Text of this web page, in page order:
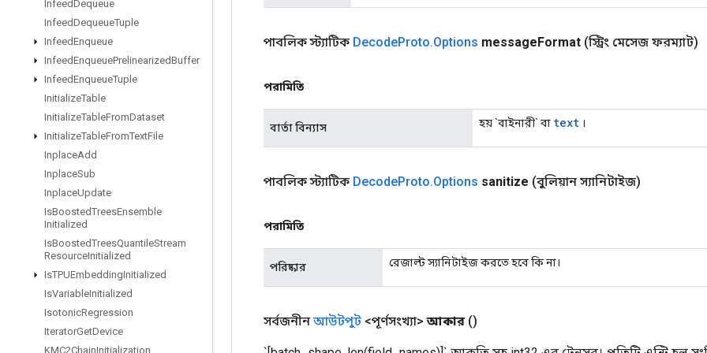
InfeedDequeue
InfeedDequeueTuple
InfeedEnqueue
InfeedEnqueuePrelinearizedBuffer
InfeedEnqueueTuple
InitializeTable
InitializeTableFromDataset
InitializeTableFromTextFile
InplaceAdd
InplaceSub
InplaceUpdate
IsBoostedTreesEnsemble
Initialized
IsBoostedTreesQuantileStream
ResourceInitialized
IsTPUEmbeddingInitialized
IsVariableInitialized
IsotonicRegression
IteratorGetDevice
KMC2ChainInitialization
পাবলিক স্ট্যাটিক DecodeProto.Options messageFormat (স্ট্রিং মেসেজ ফরম্যাট)
পরামিতি
বার্তা বিন্যাস হয় `বাইনারী` বা text ।
পাবলিক স্ট্যাটিক DecodeProto.Options sanitize (বুলিয়ান স্যানিটাইজ)
পরামিতি
পরিষ্কার রেজাল্ট স্যানিটাইজ করতে হবে কি না।
সর্বজনীন আউটপুট <পূর্ণসংখ্যা> আকার ()